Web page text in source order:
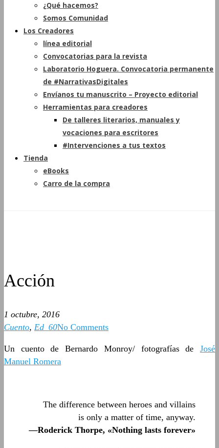
¿Qué hacemos?
Somos Comunidad
Los Creadores
línea editorial
Convocatorias para la revista
Laboratorio Hoguera. Convocatoria permanente
de #NarrativasDigitales
Envíanos tu manuscrito – Proyecto editorial
Herramientas para creadores
De talleres literarios, manuales y
vocaciones para escritores
#Intervenciones a tus textos
Tienda
eBooks
Carro de la compra
Acción
1 octubre, 2016
Cuento, Ed_60No Comments
Un cuento de Bernardo Monroy/ fotografías de José
Manuel Romera
The difference between heroes and villains
is only a matter of time, anyway.
—Roderick Thorpe, «Nothing lasts forever»